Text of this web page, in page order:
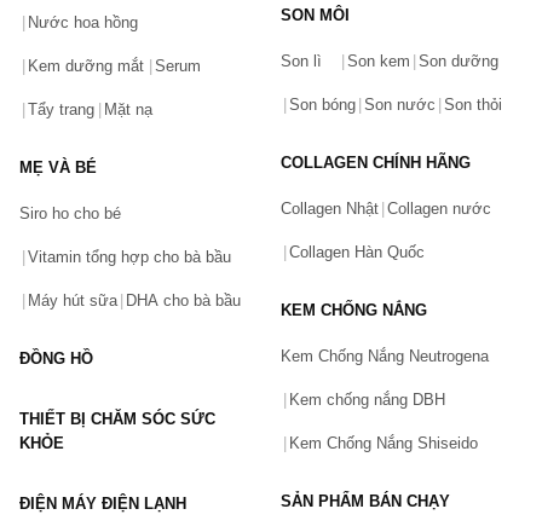
Bạn gặp vấn đề về sản phẩm hay mua hàng?
Hãy báo lỗi cho chúng tôi. Hoặc gọi cho chúng tôi qua số
Vấn đề(*)
Nước hoa hồng
Kem dưỡng mắt Serum
Tẩy trang Mặt nạ
MẸ VÀ BÉ
Siro ho cho bé
Vitamin tổng hợp cho bà bầu
Máy hút sữa DHA cho bà bầu
ĐỒNG HỒ
THIẾT BỊ CHĂM SÓC SỨC
KHỎE
ĐIỆN MÁY ĐIỆN LẠNH
SON MÔI
Son lì Son kem Son dưỡng
Son bóng Son nước Son thỏi
COLLAGEN CHÍNH HÃNG
Collagen Nhật Collagen nước
Collagen Hàn Quốc
KEM CHỐNG NẮNG
Kem Chống Nắng Neutrogena
Kem chống nắng DBH
Kem Chống Nắng Shiseido
SẢN PHẨM BÁN CHẠY